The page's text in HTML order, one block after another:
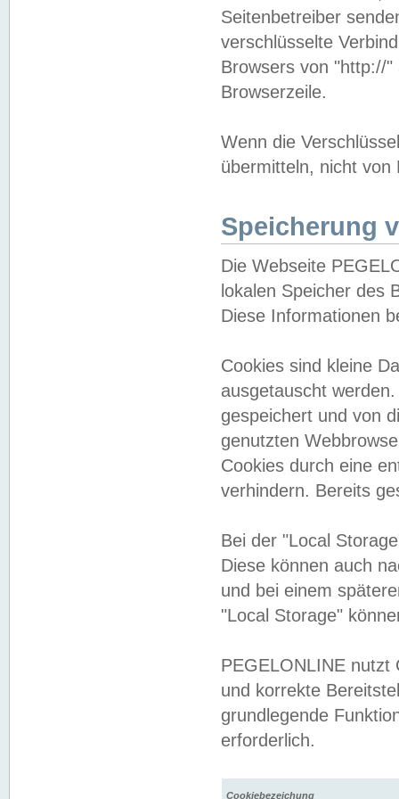
Seitenbetreiber
verschlüsselte
Browsers von "http://
Browserzeile.
Wenn die
übermitteln, nicht von
Speicherung
Die Webseite
lokalen Speicher des
Diese Informationen
Cookies sind kleine
ausgetauscht
gespeichert und von
genutzten
Cookies durch eine
verhindern. Bereits
Bei der "Local
Diese können auch
und bei einem
"Local Storage"
PEGELONLINE nutzt
und korrekte
grundlegende
erforderlich.
Cookiebezeichung